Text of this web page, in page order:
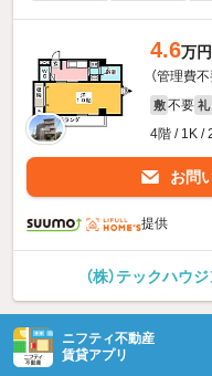
4.6万円
（管理費不
敷 不要 礼
4階 / 1K /
お問
提供
（株）テックハウ
ニフティ不動産
賃貸アプリ